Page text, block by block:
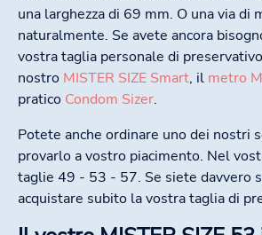
una larghezza di 69 mm. O una via di
naturalmente. Se avete ancora
vostra taglia personale di
nostro MISTER SIZE Smart, il metro
pratico Condom Sizer.
Potete anche ordinare uno dei nostri
provarlo a vostro piacimento. Nel
taglie 49 - 53 - 57. Se siete davvero
acquistare subito la vostra taglia di